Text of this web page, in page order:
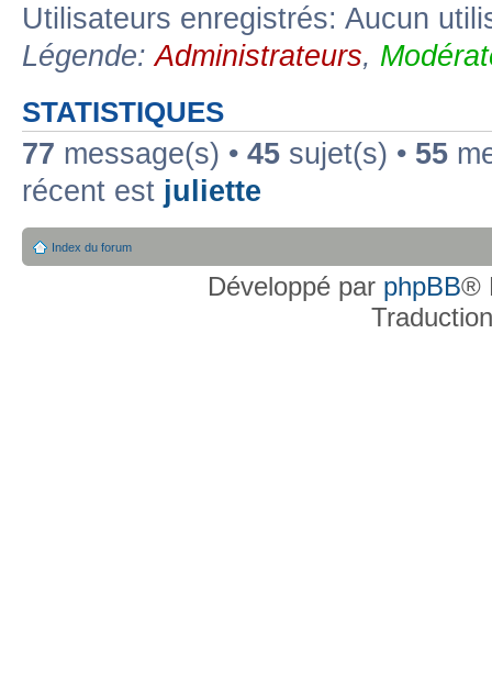
Utilisateurs enregistrés: Aucun
Légende:Administrateurs,
STATISTIQUES
77 message(s) • 45 sujet(s) • 55
récent est juliette
Index du forum
Développé par phpBB®